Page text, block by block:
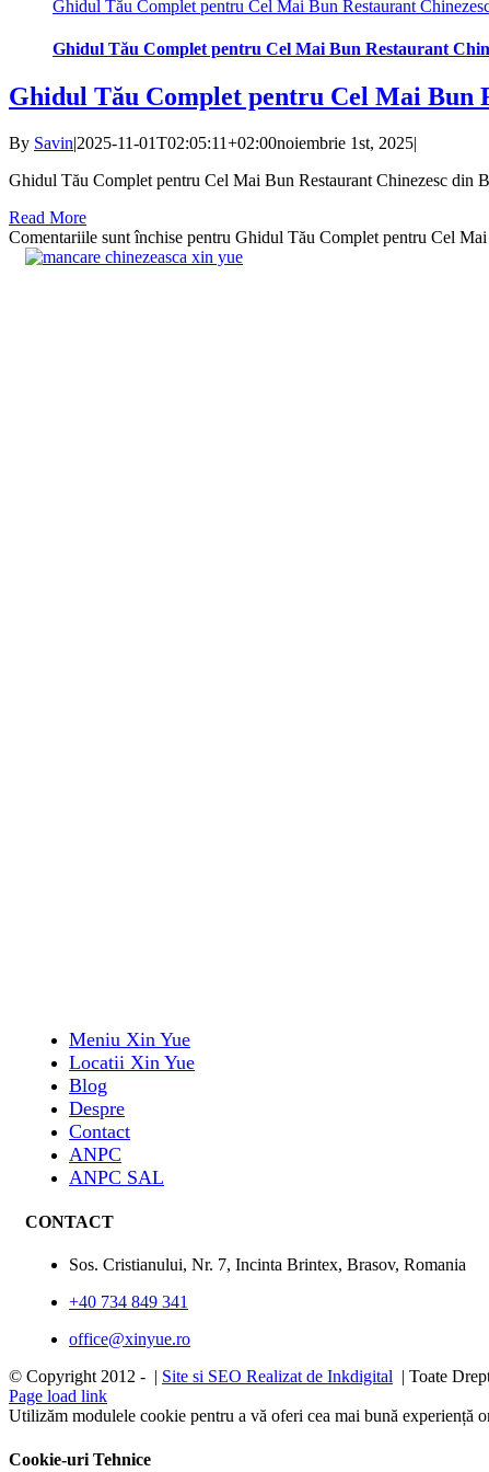
Ghidul Tău Complet pentru Cel Mai Bun Restaurant
Ghidul Tău Complet pentru Cel Mai Bun Restaurant
Ghidul Tău Complet pentru Cel Mai Bun
By Savin|2025-11-01T02:05:11+02:00noiembrie 1st, 2025|
Ghidul Tău Complet pentru Cel Mai Bun Restaurant Chinezesc din
Read More
Comentariile sunt închise pentru Ghidul Tău Complet pentru Cel
Meniu Xin Yue
Locatii Xin Yue
Blog
Despre
Contact
ANPC
ANPC SAL
CONTACT
Sos. Cristianului, Nr. 7, Incinta Brintex, Brasov, Romania
+40 734 849 341
office@xinyue.ro
© Copyright 2012 - | Site si SEO Realizat de Inkdigital | Toate
Page load link
Utilizăm modulele cookie pentru a vă oferi cea mai bună experiență
Cookie-uri Tehnice